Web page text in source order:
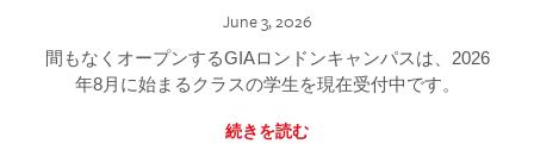
June 3, 2026
間もなくオープンするGIAロンドンキャンパスは、2026
年8月に始まるクラスの学生を現在受付中です。
続きを読む